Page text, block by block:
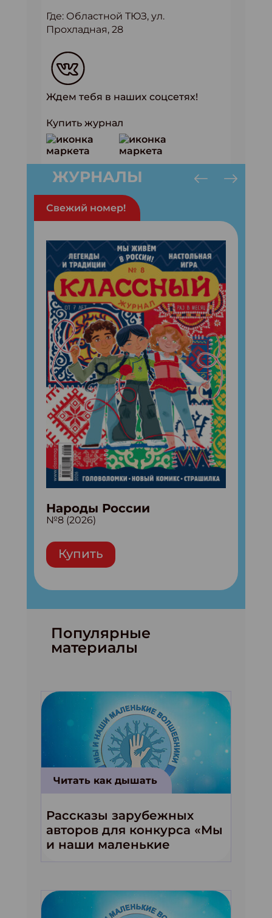
Где: Областной ТЮЗ, ул.
Прохладная, 28
Ждем тебя в наших соцсетях!
Купить журнал
ЖУРНАЛЫ
Свежий номер!
Народы России
№8 (2026)
Купить
Популярные
материалы
Читать как дышать
Рассказы зарубежных
авторов для конкурса «Мы
и наши маленькие
волшебники!»